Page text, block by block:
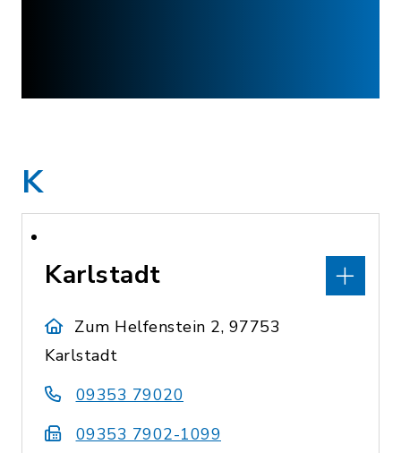
K
Karlstadt
Zum Helfenstein 2, 97753
Karlstadt
09353 79020
09353 7902-1099